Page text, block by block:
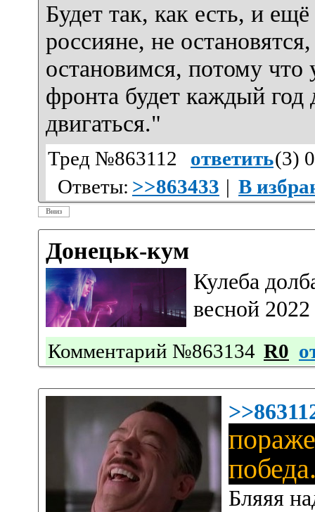
Будет так, как есть, и
россияне, не
остановимся, потому
фронта будет каждый год
двигаться."
Тред №863112 ответить(3)
Ответы: >>863433 | В
Вниз
Донецьк-кум
Кулеба
весной 2022
Комментарий №863134 R0
Бляяя